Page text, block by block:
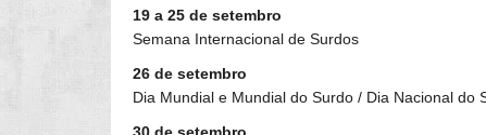
19 a 25 de setembro
Semana Internacional de Surdos
26 de setembro
Dia Mundial e Mundial do Surdo / Dia Nacional do